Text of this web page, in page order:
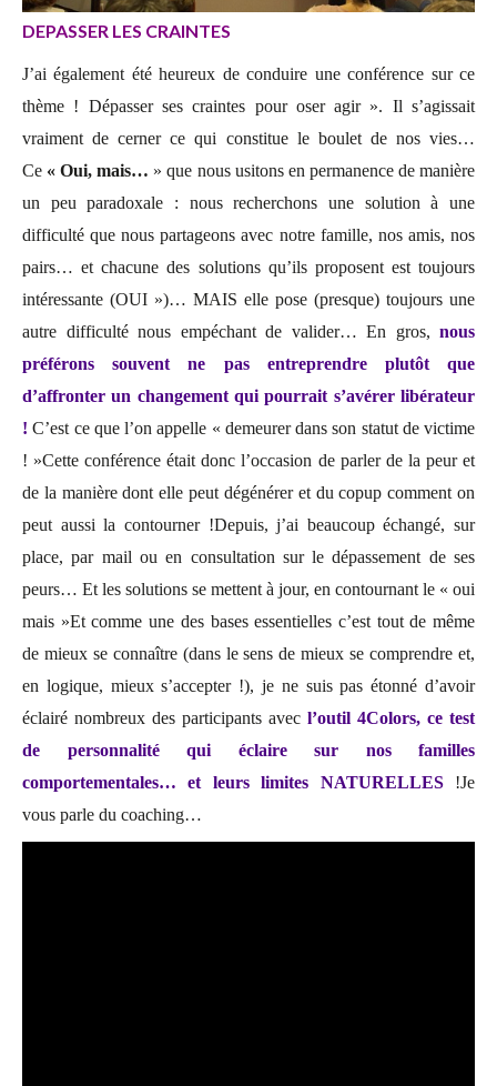
DEPASSER LES CRAINTES
J’ai également été heureux de conduire une conférence sur ce
thème ! Dépasser ses craintes pour oser agir ». Il s’agissait
vraiment de cerner ce qui constitue le boulet de nos vies…
Ce « Oui, mais… » que nous usitons en permanence de manière
un peu paradoxale : nous recherchons une solution à une
difficulté que nous partageons avec notre famille, nos amis, nos
pairs… et chacune des solutions qu’ils proposent est toujours
intéressante (OUI »)… MAIS elle pose (presque) toujours une
autre difficulté nous empéchant de valider… En gros, nous
préférons souvent ne pas entreprendre plutôt que
d’affronter un changement qui pourrait s’avérer libérateur
! C’est ce que l’on appelle « demeurer dans son statut de victime
! »Cette conférence était donc l’occasion de parler de la peur et
de la manière dont elle peut dégénérer et du copup comment on
peut aussi la contourner !Depuis, j’ai beaucoup échangé, sur
place, par mail ou en consultation sur le dépassement de ses
peurs… Et les solutions se mettent à jour, en contournant le « oui
mais »Et comme une des bases essentielles c’est tout de même
de mieux se connaître (dans le sens de mieux se comprendre et,
en logique, mieux s’accepter !), je ne suis pas étonné d’avoir
éclairé nombreux des participants avec l’outil 4Colors, ce test
de personnalité qui éclaire sur nos familles
comportementales… et leurs limites NATURELLES!Je
vous parle du coaching…